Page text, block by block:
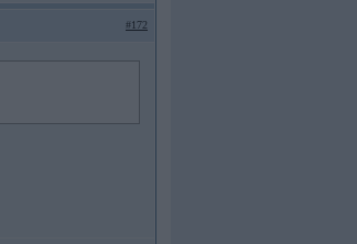
#172